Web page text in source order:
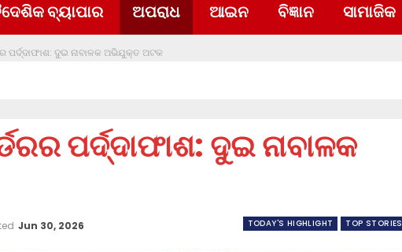
ବ୍ୟାପାର ଅପରାଧ ଆଇନ ବିଜ୍ଞାନ ସାମାଜିକ
ଦୁଇ ନାବାଳକ ଅଭିଯୁକ୍ତ ଅଟକ
ପର୍ଦ୍ଦାଫାଶ: ଦୁଇ ନାବାଳକ
TODAY'S HIGHLIGHT TOP STORIES
Jun 30, 2026